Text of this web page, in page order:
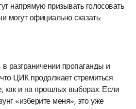
напрямую призывать голосовать
могут официально сказать:
разграничении пропаганды и
ЦИК продолжает стремиться
как и на прошлых выборах. Если
«изберите меня», это уже